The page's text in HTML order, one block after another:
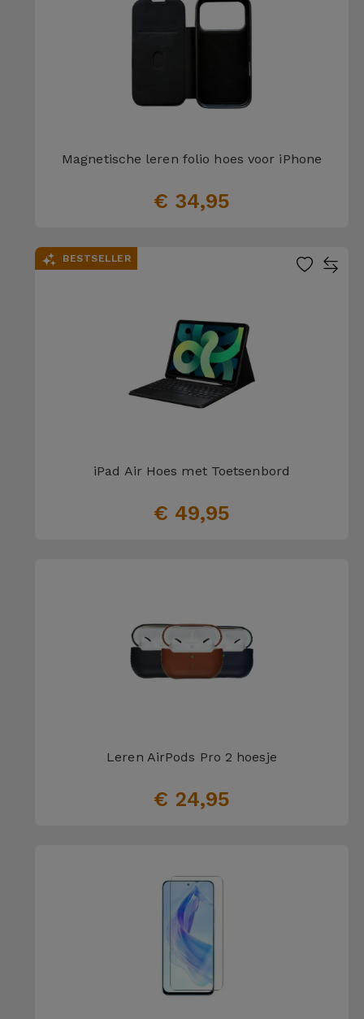
Magnetische leren folio hoes voor iPhone
€ 34,95
BESTSELLER
iPad Air Hoes met Toetsenbord
€ 49,95
Leren AirPods Pro 2 hoesje
€ 24,95